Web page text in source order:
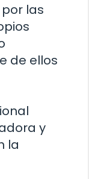
las
de ellos
y
la